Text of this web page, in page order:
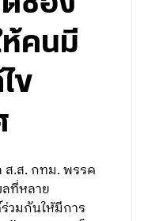
ห้คนมี
ข
ส.ส. กทม. พรรค
ลที่หลาย
วมกันให้มีการ